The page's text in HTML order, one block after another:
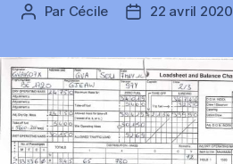
Auteur
Par Cécile
Date22 avril 2020